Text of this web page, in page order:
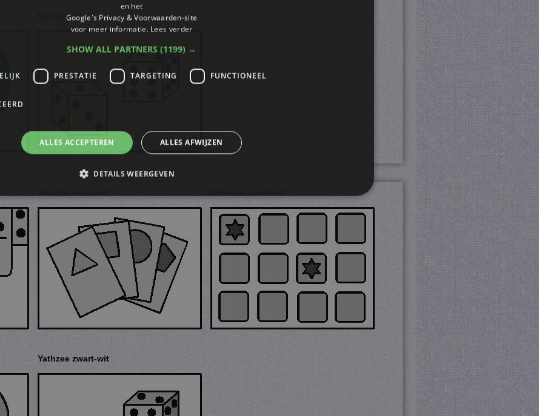
Yathzee kleur
Yathzee zwart-wit
en het
Google's Privacy & Voorwaarden-site
voor meer informatie. Lees verder
SHOW ALL PARTNERS (1199) →
PRESTATIE TARGETING FUNCTIONEEL
ALLES ACCEPTEREN ALLES AFWIJZEN
DETAILS WEERGEVEN
noodzakelijk Targeting Niet-geclassificeerd
de kernfunctionaliteiten van de website mogelijk, zoals gebruikersaanmelding en accountbeheer. De
zonder de strikt noodzakelijke cookies.
Vervaldatum Omschrijving
4 weken 2
dagen
Deze cookie wordt gebruikt door de Cookie-Script.com-service om de
cookievoorkeuren van bezoekers te onthouden. De cookie-banner van Cookie-
Script.com is noodzakelijk om correct te werken.
Sessie
Cookie gegenereerd door applicaties op basis van de PHP-taal. Dit is een
gegenereerd nummer, hoe het wordt gebruikt, kan specifiek zijn voor de site,
gebruiker tussen pagina's.
LLC
milou.nl
Deze cookienaam is gekoppeld aan Google Universal Analytics, volgens
documentatie wordt het gebruikt om de verzoeksnelheid te vertragen -
waardoor het verzamelen van gegevens op sites met veel verkeer wordt